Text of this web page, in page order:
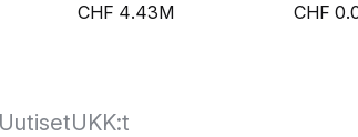
4.43M
UutisetUKK:t